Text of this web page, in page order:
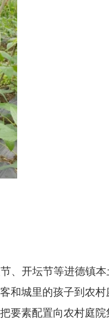
、开坛节等进德镇
和城里的孩子到农村
要素配置向农村庭院